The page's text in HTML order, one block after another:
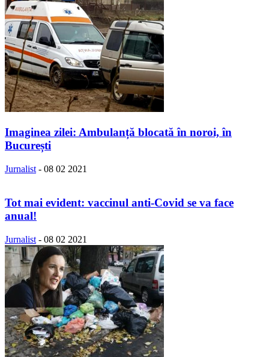
Imaginea zilei: Ambulanță blocată în noroi, în
București
Jurnalist - 08 02 2021
Tot mai evident: vaccinul anti-Covid se va face
anual!
Jurnalist - 08 02 2021